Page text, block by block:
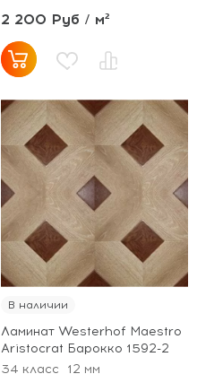
2 200 Руб / м²
В наличии
Ламинат Westerhof Maestro
Aristocrat Барокко 1592-2
34 класс
12 мм